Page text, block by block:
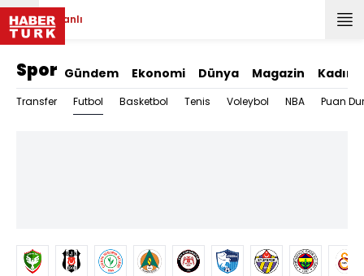
Canlı
Spor Gündem Ekonomi Dünya Magazin Kadın
Transfer Futbol Basketbol Tenis Voleybol NBA Puan